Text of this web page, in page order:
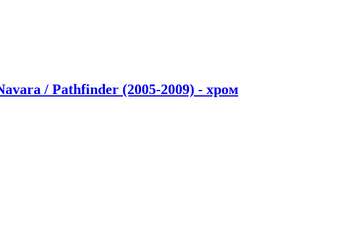
/ Pathfinder (2005-2009) - хром